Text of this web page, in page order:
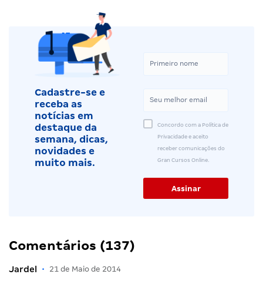
Cadastre-se e
receba as
notícias em
destaque da
semana, dicas,
novidades e
muito mais.
Concordo com a Política de
Privacidade e aceito
receber comunicações do
Gran Cursos Online.
Comentários (137)
Jardel • 21 de Maio de 2014